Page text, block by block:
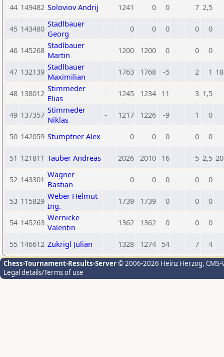
44 149482 Soloviov Andrij 1241 0 0 7 2,5
45 143480 Stadlbauer
Georg
0 0 0 0 0
46 145268 Stadlbauer
Martin
1200 1200 0 0 0
47 132139 Stadlbauer
Maximilian
1763 1768 -5 2 1
48 138012 Stimmeder
Elias
- 1245 1234 11 3 1,5
49 137357 Stimmeder
Niklas
- 1217 1226 -9 1 0
50 142059 Stumptner Alex 0 0 0 0 0
51 121811 Tauber Andreas 2026 2010 16 5 2,5
52 143301 Wagner
Bastian
0 0 0 0 0
53 115829 Weber Helmut
Ing.
1739 1739 0 0 0
54 145263 Wernicke
Valentin
1362 1362 0 0 0
55 146612 Zukrigl Julian 1328 1274 54 7 4
Chess-Tournament-Results-Server© 2006-2026 Heinz Herzog,
Legal details/Terms of use